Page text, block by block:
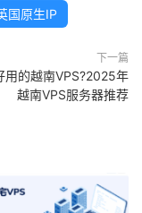
国原生IP
下一篇
用的越南VPS?2025年
越南VPS服务器推荐